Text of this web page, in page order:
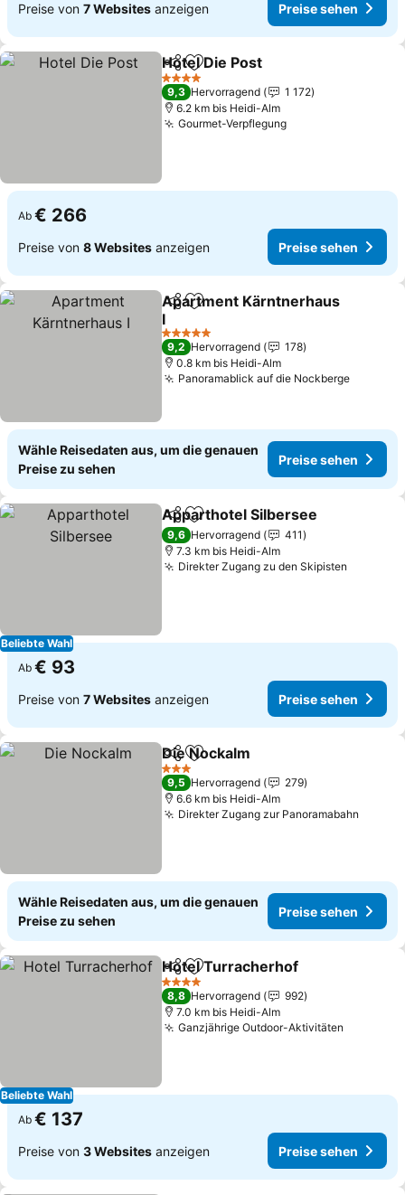
Preise von 7 Websites anzeigen Preise sehen
TeilenZu Favoriten hinzufügen
Hotel Die Post
4 Sterne
9,3 Hervorragend
1 172
6.2 km bis Heidi-Alm
Gourmet-Verpflegung
Ab € 266
Preise von 8 Websites anzeigen Preise sehen
TeilenZu Favoriten hinzufügen
Apartment Kärntnerhaus
I
5 Sterne
9,2 Hervorragend
178
0.8 km bis Heidi-Alm
Panoramablick auf die Nockberge
Wähle Reisedaten aus, um die genauen
Preise zu sehen
Preise sehen
Beliebte Wahl
TeilenZu Favoriten hinzufügen
Apparthotel Silbersee
9,6 Hervorragend
411
7.3 km bis Heidi-Alm
Direkter Zugang zu den Skipisten
Ab € 93
Preise von 7 Websites anzeigen Preise sehen
TeilenZu Favoriten hinzufügen
Die Nockalm
3 Sterne
9,5 Hervorragend
279
6.6 km bis Heidi-Alm
Direkter Zugang zur Panoramabahn
Wähle Reisedaten aus, um die genauen
Preise zu sehen
Preise sehen
Beliebte Wahl
TeilenZu Favoriten hinzufügen
Hotel Turracherhof
4 Sterne
8,8 Hervorragend
992
7.0 km bis Heidi-Alm
Ganzjährige Outdoor-Aktivitäten
Ab € 137
Preise von 3 Websites anzeigen Preise sehen